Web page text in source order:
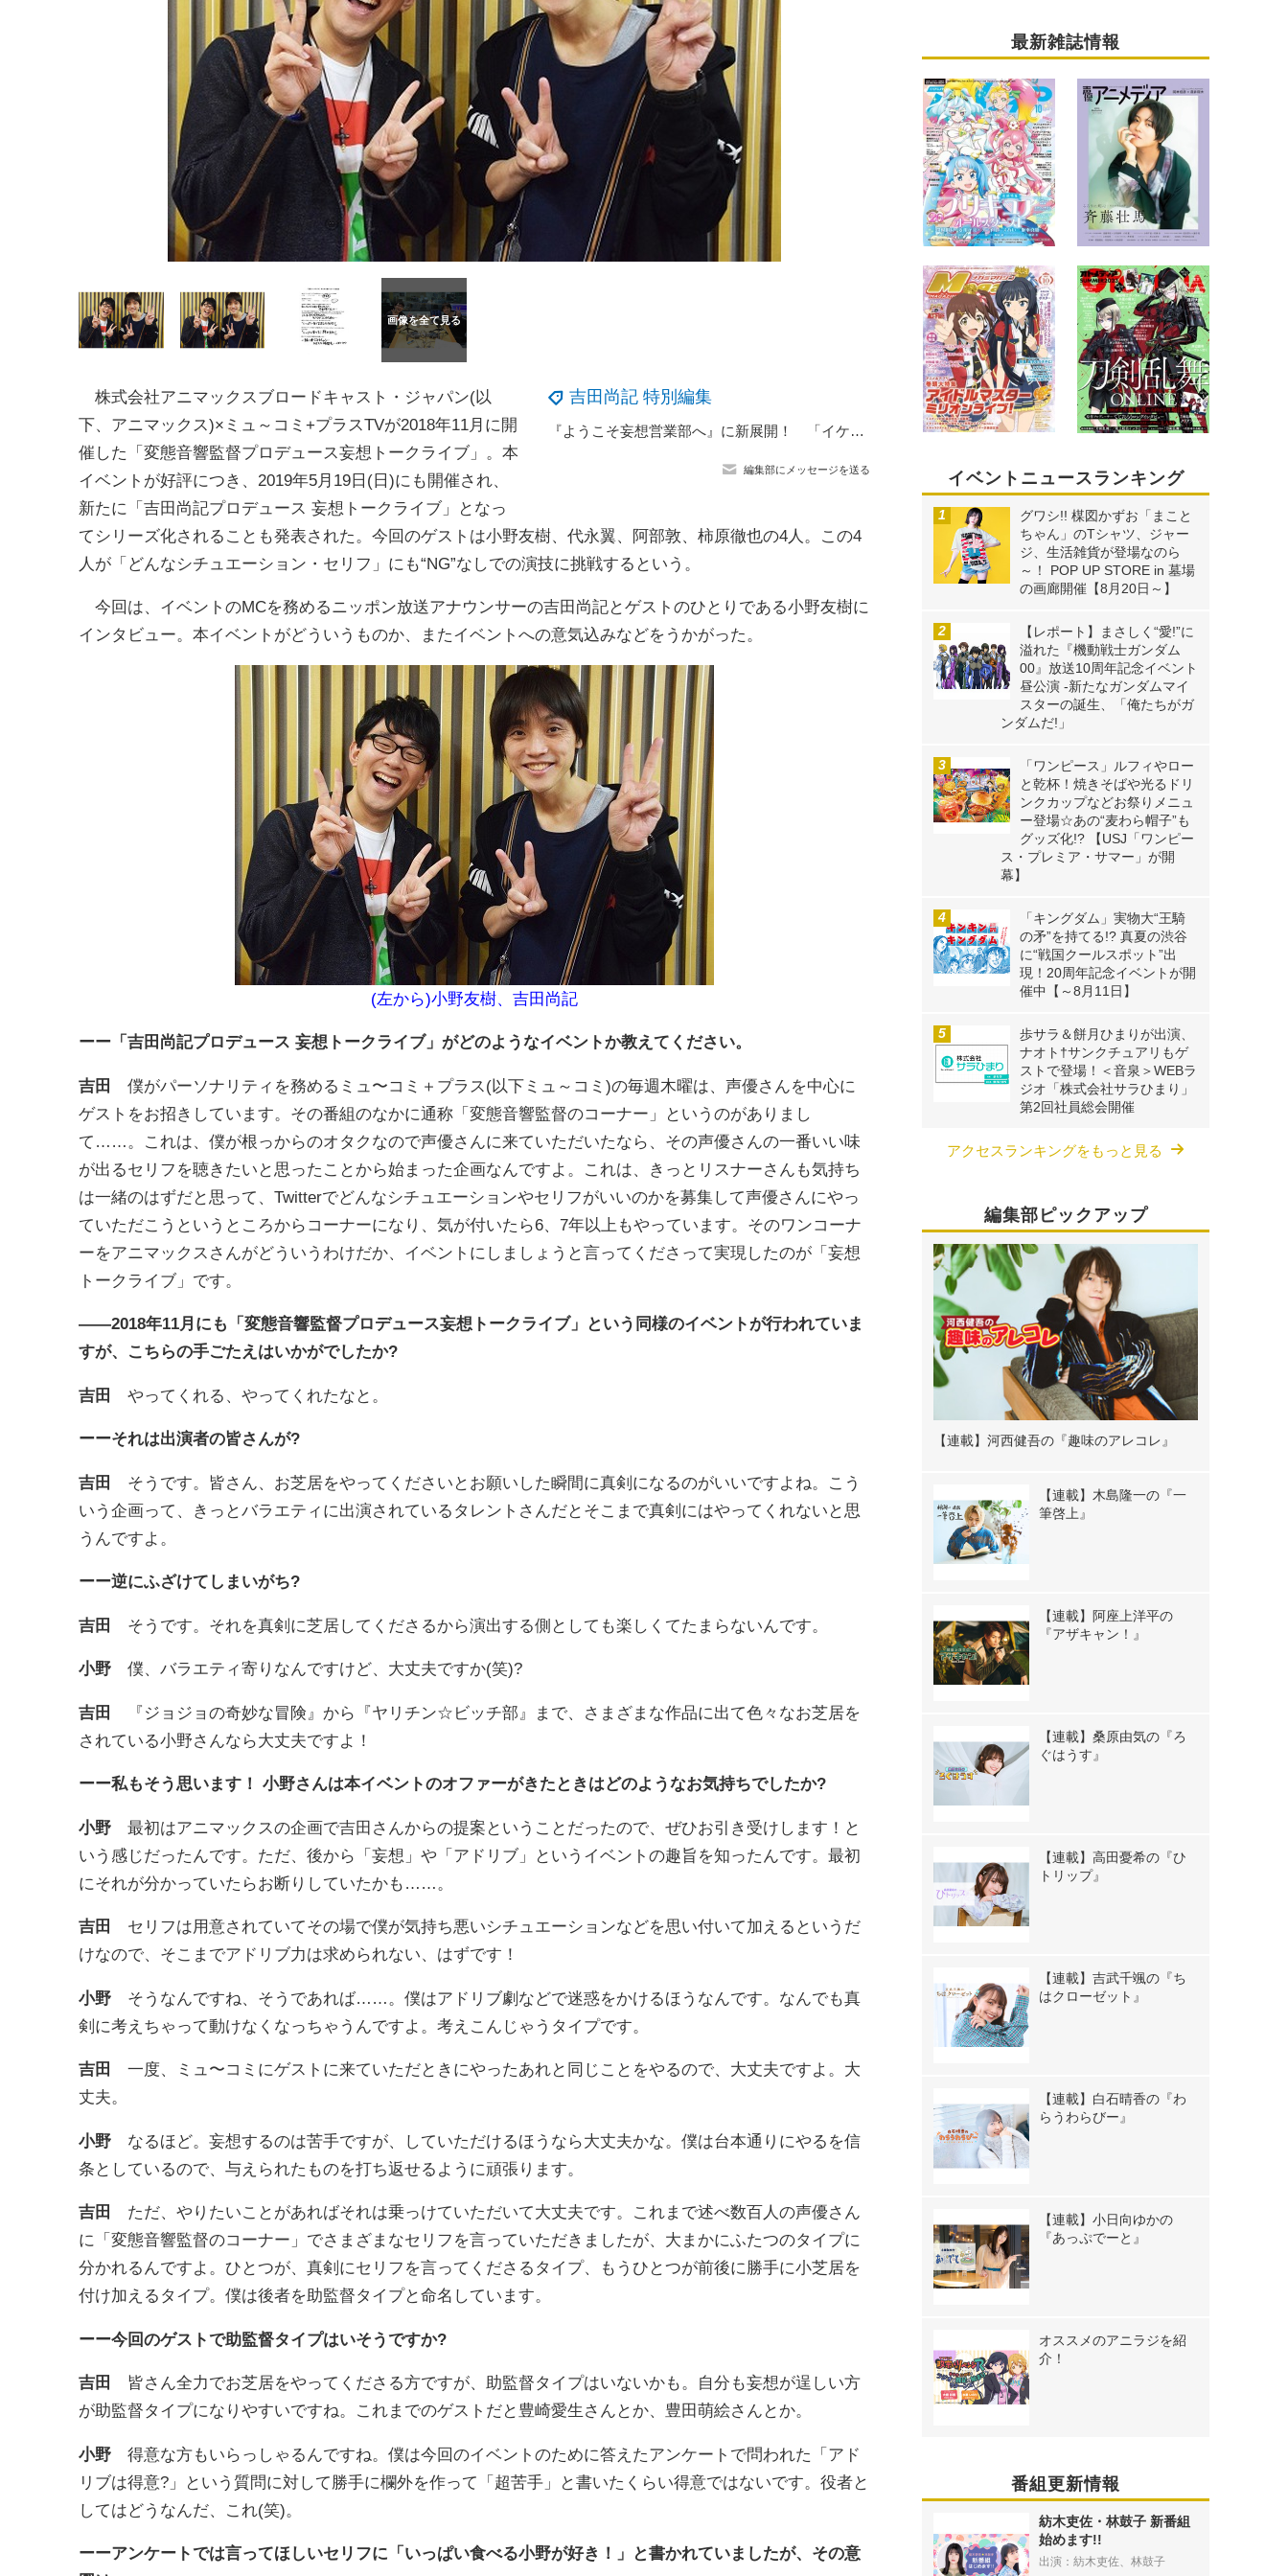
吉田尚記 特別編集
『ようこそ妄想営業部へ』に新展開！ 「イケボ商事」の経理部所属で“王様”タイプの駒田ワタルが乱入した「オンライン業務報告会」レポート
編集部にメッセージを送る
株式会社アニマックスブロードキャスト・ジャパン(以
下、アニマックス)×ミュ～コミ+プラスTVが2018年11月に開
催した「変態音響監督プロデュース妄想トークライブ」。本
イベントが好評につき、2019年5月19日(日)にも開催され、
新たに「吉田尚記プロデュース 妄想トークライブ」となっ
てシリーズ化されることも発表された。今回のゲストは小野友樹、代永翼、阿部敦、柿原徹也の4人。この4
人が「どんなシチュエーション・セリフ」にも“NG”なしでの演技に挑戦するという。
今回は、イベントのMCを務めるニッポン放送アナウンサーの吉田尚記とゲストのひとりである小野友樹に
インタビュー。本イベントがどういうものか、またイベントへの意気込みなどをうかがった。
(左から)小野友樹、吉田尚記
ーー 「吉田尚記プロデュース 妄想トークライブ」 がどのようなイベントか教えてください。
吉田
僕がパーソナリティを務めるミュ〜コミ＋プラス(以下ミュ～コミ)の毎週木曜は、声優さんを中心に
ゲストをお招きしています。その番組のなかに通称「変態音響監督のコーナー」というのがありまし
て……。これは、僕が根っからのオタクなので声優さんに来ていただいたなら、その声優さんの一番いい味
が出るセリフを聴きたいと思ったことから始まった企画なんですよ。これは、きっとリスナーさんも気持ち
は一緒のはずだと思って、Twitterでどんなシチュエーションやセリフがいいのかを募集して声優さんにやっ
ていただこうというところからコーナーになり、気が付いたら6、7年以上もやっています。そのワンコーナ
ーをアニマックスさんがどういうわけだか、イベントにしましょうと言ってくださって実現したのが「妄想
トークライブ」です。
――2018年11月にも「変態音響監督プロデュース妄想トークライブ」という同様のイベントが行われていま
すが、こちらの手ごたえはいかがでしたか?
吉田 やってくれる、やってくれたなと。
ーーそれは出演者の皆さんが?
吉田
そうです。皆さん、お芝居をやってくださいとお願いした瞬間に真剣になるのがいいですよね。こう
いう企画って、きっとバラエティに出演されているタレントさんだとそこまで真剣にはやってくれないと思
うんですよ。
ーー逆にふざけてしまいがち?
吉田 そうです。それを真剣に芝居してくださるから演出する側としても楽しくてたまらないんです。
小野 僕、バラエティ寄りなんですけど、大丈夫ですか(笑)?
吉田
『ジョジョの奇妙な冒険』から『ヤリチン☆ビッチ部』まで、さまざまな作品に出て色々なお芝居を
されている小野さんなら大丈夫ですよ！
ーー私もそう思います！ 小野さんは本イベントのオファーがきたときはどのようなお気持ちでしたか?
小野 最初はアニマックスの企画で吉田さんからの提案ということだったので、ぜひお引き受けします！と
いう感じだったんです。ただ、後から「妄想」や「アドリブ」というイベントの趣旨を知ったんです。最初
にそれが分かっていたらお断りしていたかも……。
吉田
セリフは用意されていてその場で僕が気持ち悪いシチュエーションなどを思い付いて加えるというだ
けなので、そこまでアドリブ力は求められない、はずです！
小野 そうなんですね、そうであれば……。僕はアドリブ劇などで迷惑をかけるほうなんです。なんでも真
剣に考えちゃって動けなくなっちゃうんですよ。考えこんじゃうタイプです。
吉田
一度、ミュ〜コミにゲストに来ていただときにやったあれと同じことをやるので、大丈夫ですよ。大
丈夫。
小野 なるほど。妄想するのは苦手ですが、していただけるほうなら大丈夫かな。僕は台本通りにやるを信
条としているので、与えられたものを打ち返せるように頑張ります。
吉田
ただ、やりたいことがあればそれは乗っけていただいて大丈夫です。これまで述べ数百人の声優さん
に「変態音響監督のコーナー」でさまざまなセリフを言っていただきましたが、大まかにふたつのタイプに
分かれるんですよ。ひとつが、真剣にセリフを言ってくださるタイプ、もうひとつが前後に勝手に小芝居を
付け加えるタイプ。僕は後者を助監督タイプと命名しています。
ーー今回のゲストで助監督タイプはいそうですか?
吉田
皆さん全力でお芝居をやってくださる方ですが、助監督タイプはいないかも。自分も妄想が逞しい方
が助監督タイプになりやすいですね。これまでのゲストだと豊崎愛生さんとか、豊田萌絵さんとか。
小野 得意な方もいらっしゃるんですね。僕は今回のイベントのために答えたアンケートで問われた「アド
リブは得意?」という質問に対して勝手に欄外を作って「超苦手」と書いたくらい得意ではないです。役者と
してはどうなんだ、これ(笑)。
ーーアンケートでは言ってほしいセリフに「いっぱい食べる小野が好き！」と書かれていましたが、その意
最新雑誌情報
イベントニュースランキング
グワシ!! 楳図かずお「まこと
ちゃん」のTシャツ、ジャー
ジ、生活雑貨が登場なのら
～！ POP UP STORE in 墓場
の画廊開催【8月20日～】
【レポート】まさしく“愛!”に
溢れた『機動戦士ガンダム
00』放送10周年記念イベント
昼公演 -新たなガンダムマイ
スターの誕生、「俺たちがガ
ンダムだ!」
「ワンピース」ルフィやロー
と乾杯！焼きそばや光るドリ
ンクカップなどお祭りメニュ
ー登場☆あの“麦わら帽子”も
グッズ化!? 【USJ「ワンピー
ス・プレミア・サマー」が開
幕】
「キングダム」実物大“王騎
の矛”を持てる!? 真夏の渋谷
に“戦国クールスポット”出
現！20周年記念イベントが開
催中【～8月11日】
歩サラ＆餅月ひまりが出演、
ナオト†サンクチュアリもゲ
ストで登場！＜音泉＞WEBラ
ジオ「株式会社サラひまり」
第2回社員総会開催
アクセスランキングをもっと見る
編集部ピックアップ
【連載】河西健吾の『趣味のアレコレ』
【連載】木島隆一の『一
筆啓上』
【連載】阿座上洋平の
『アザキャン！』
【連載】桑原由気の『ろ
ぐはうす』
【連載】高田憂希の『ひ
トリップ』
【連載】吉武千颯の『ち
はクローゼット』
【連載】白石晴香の『わ
らうわらびー』
【連載】小日向ゆかの
『あっぷでーと』
オススメのアニラジを紹
介！
番組更新情報
紡木吏佐・林鼓子 新番組
始めます!!
出演：紡木吏佐、林鼓子